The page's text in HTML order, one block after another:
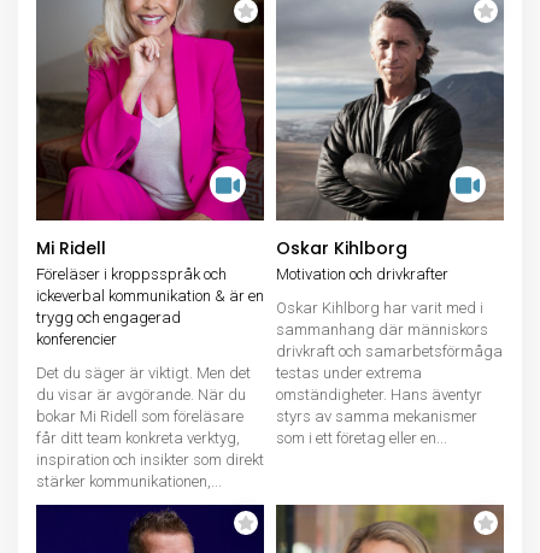
Mi Ridell
Föreläser i kroppsspråk och
ickeverbal kommunikation & är en
trygg och engagerad
konferencier
Det du säger är viktigt. Men det
du visar är avgörande. När du
bokar Mi Ridell som föreläsare
får ditt team konkreta verktyg,
inspiration och insikter som direkt
stärker kommunikationen,...
Oskar Kihlborg
Motivation och drivkrafter
Oskar Kihlborg har varit med i
sammanhang där människors
drivkraft och samarbetsförmåga
testas under extrema
omständigheter. Hans äventyr
styrs av samma mekanismer
som i ett företag eller en...